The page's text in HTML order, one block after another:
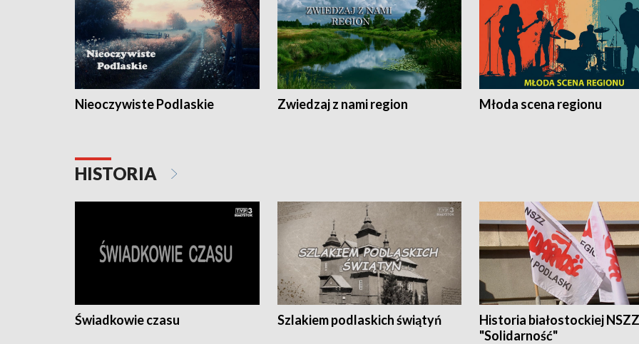
Nieoczywiste Podlaskie Zwiedzaj z nami region Młoda scena regionu
HISTORIA
Świadkowie czasu Szlakiem podlaskich świątyń
Historia białostockiej NSZZ
"Solidarność"